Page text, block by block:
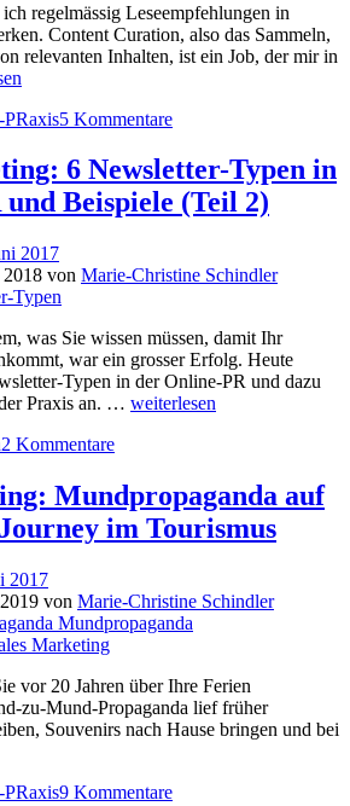
regelmässig Leseempfehlungen in
Content Curation, also das Sammeln,
relevanten Inhalten, ist ein Job, der mir in
5 Kommentare
6 Newsletter-Typen in
Beispiele (Teil 2)
2017
von Marie-Christine Schindler
was Sie wissen müssen, damit Ihr
war ein grosser Erfolg. Heute
Typen in der Online-PR und dazu
Praxis an. … E-
Newsletter-
Typen
in
PR
und
2)
weiterlesen
2 Kommentare
Mundpropaganda auf
im Tourismus
2017
von Marie-Christine Schindler
vor 20 Jahren über Ihre Ferien
zu-Mund-Propaganda lief früher
Souvenirs nach Hause bringen und bei
9 Kommentare